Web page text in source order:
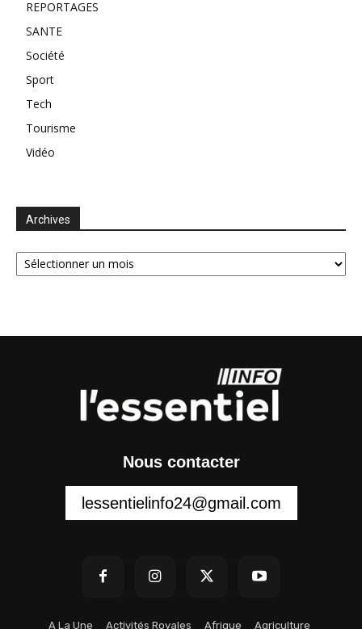
REPORTAGES
SANTE
Société
Sport
Tech
Tourisme
Vidéo
Archives
Archives
Nous contacter
lessentielinfo24@gmail.com
A La Une Activités Royales Afrique Agriculture